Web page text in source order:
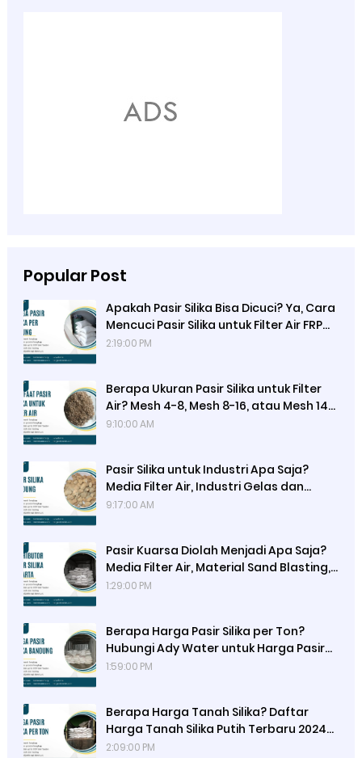
Popular Post
Apakah Pasir Silika Bisa Dicuci? Ya, Cara
Mencuci Pasir Silika untuk Filter Air FRP
dan Filter Aquarium, Backwash, dan
2:19:00 PM
Berapa Ukuran Pasir Silika untuk Filter
Air? Mesh 4-8, Mesh 8-16, atau Mesh 14-
20: Gravel Silika Ideal untuk Penyaringan
9:10:00 AM
Pasir Silika untuk Industri Apa Saja?
Media Filter Air, Industri Gelas dan
Kaca, Semen, Beton, Keramik, Kosmetik,
9:17:00 AM
Pasir Kuarsa Diolah Menjadi Apa Saja?
Media Filter Air, Material Sand Blasting,
Gelas, Kaca, dan Campuran Konstruksi
1:29:00 PM
Berapa Harga Pasir Silika per Ton?
Hubungi Ady Water untuk Harga Pasir
Silika Kemasan 50 kg, Hasil Uji Lab
1:59:00 PM
Berapa Harga Tanah Silika? Daftar
Harga Tanah Silika Putih Terbaru 2024
di Ady Water untuk Media Filter Air,
2:09:00 PM